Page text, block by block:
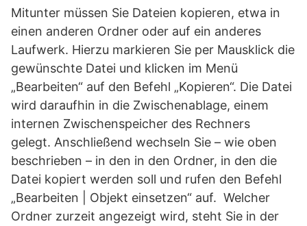
Mitunter müssen Sie Dateien kopieren, etwa in
einen anderen Ordner oder auf ein anderes
Laufwerk. Hierzu markieren Sie per Mausklick die
gewünschte Datei und klicken im Menü
„Bearbeiten“ auf den Befehl „Kopieren“. Die Datei
wird daraufhin in die Zwischenablage, einem
internen Zwischenspeicher des Rechners
gelegt. Anschließend wechseln Sie – wie oben
beschrieben – in den in den Ordner, in den die
Datei kopiert werden soll und rufen den Befehl
„Bearbeiten | Objekt einsetzen“ auf. Welcher
Ordner zurzeit angezeigt wird, steht Sie in der